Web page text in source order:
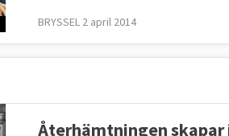
BRYSSEL 2 april 2014
Återhämtningen skapar